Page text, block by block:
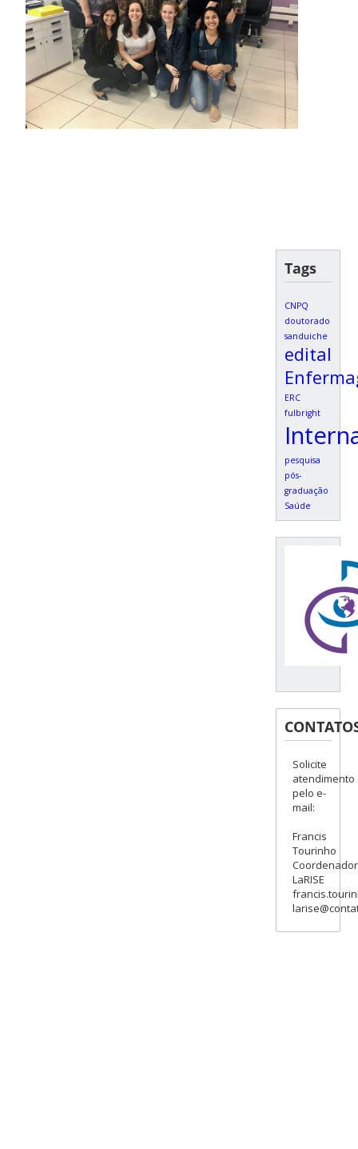
Tags
CNPQ
doutorado
sanduiche
edital
ERC
fulbright
pesquisa
pós-
graduação
Saúde
Solicite
atendimento
pelo e-
mail:
Francis
Tourinho
LaRISE